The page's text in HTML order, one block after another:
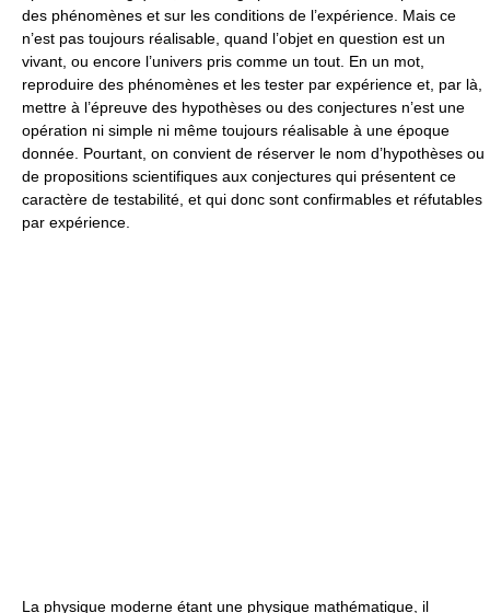
des phénomènes et sur les conditions de l’expérience. Mais ce
n’est pas toujours réalisable, quand l’objet en question est un
vivant, ou encore l’univers pris comme un tout. En un mot,
reproduire des phénomènes et les tester par expérience et, par là,
mettre à l’épreuve des hypothèses ou des conjectures n’est une
opération ni simple ni même toujours réalisable à une époque
donnée. Pourtant, on convient de réserver le nom d’hypothèses ou
de propositions scientifiques aux conjectures qui présentent ce
caractère de testabilité, et qui donc sont confirmables et réfutables
par expérience.
La physique moderne étant une physique mathématique, il